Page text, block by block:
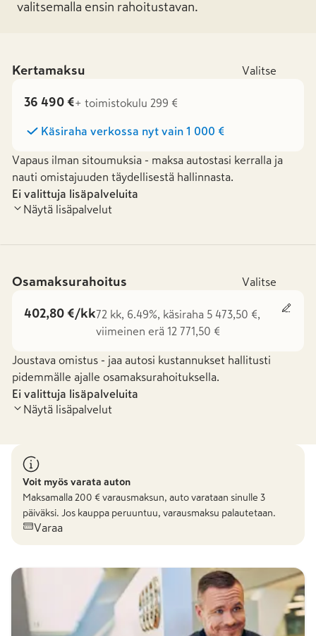
valitsemalla ensin rahoitustavan.
Kertamaksu Valitse
36 490 €+ toimistokulu 299 €
Käsiraha verkossa nyt vain 1 000 €
Vapaus ilman sitoumuksia - maksa autostasi kerralla ja
nauti omistajuuden täydellisestä hallinnasta.
Ei valittuja lisäpalveluita
Näytä lisäpalvelut
Osamaksurahoitus Valitse
402,80 €/kk72 kk, 6.49%, käsiraha 5 473,50 €,
viimeinen erä 12 771,50 €
Joustava omistus - jaa autosi kustannukset hallitusti
pidemmälle ajalle osamaksurahoituksella.
Ei valittuja lisäpalveluita
Näytä lisäpalvelut
Voit myös varata auton
Maksamalla 200 € varausmaksun, auto varataan sinulle 3
päiväksi. Jos kauppa peruuntuu, varausmaksu palautetaan.
Varaa